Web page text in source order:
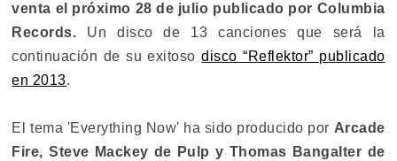
venta el próximo 28 de julio publicado por Columbia
Records. Un disco de 13 canciones que será la
continuación de su exitosodisco “Reflektor” publicado
en 2013.
El tema 'Everything Now' ha sido producido por Arcade
Fire, Steve Mackey de Pulp y Thomas Bangalter de